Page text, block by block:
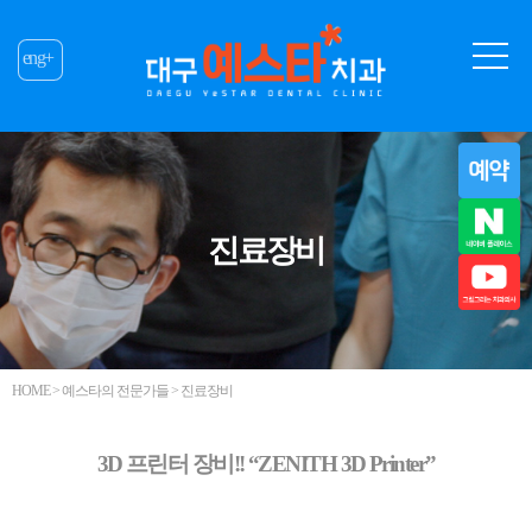
eng+
진료장비
HOME > 예스타의 전문가들 > 진료장비
3D 프린터 장비!! “ZENITH 3D Printer”